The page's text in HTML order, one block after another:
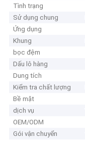
Tình trạng
Sử dụng chung
Ứng dụng
Khung
bọc đệm
Dấu lô hàng
Dung tích
Kiểm tra chất lượng
Bề mặt
dịch vụ
OEM/ODM
Gói vận chuyển